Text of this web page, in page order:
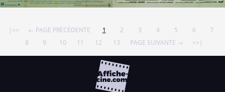
|<< ← PAGE PRÉCÉDENTE 1 2 3 4 5 6
7
8
9 10 11 12 13 PAGE SUIVANTE → >>|